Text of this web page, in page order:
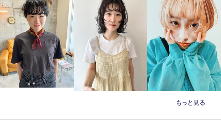
もっと見る